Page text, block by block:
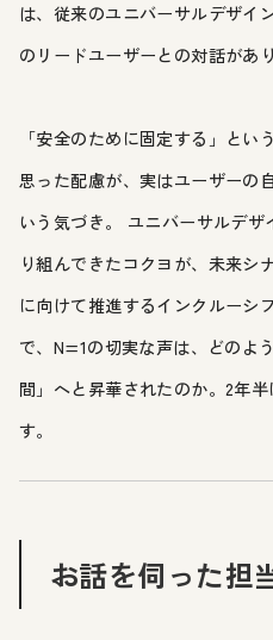
は、従来のユニバーサルデザイ
のリードユーザーとの対話があ
「安全のために固定する」とい
思った配慮が、実はユーザーの
いう気づき。 ユニバーサルデ
り組んできたコクヨが、未来シ
に向けて推進するインクルーシ
で、N=1の切実な声は、どのよ
間」へと昇華されたのか。2年
す。
お話を伺った担